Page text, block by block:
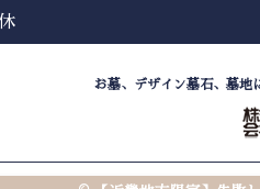
お墓、デザイン墓石、墓地